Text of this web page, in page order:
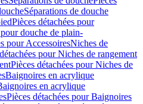
Séparations de douche
Pièces détachées pour
douche de plain-
pour AccessoiresNiches de
pour Niches de rangement
Pièces détachées pour Niches de
Baignoires en acrylique
en acrylique
Pièces détachées pour Baignoires